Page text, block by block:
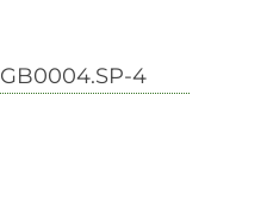
GB0004.SP-4